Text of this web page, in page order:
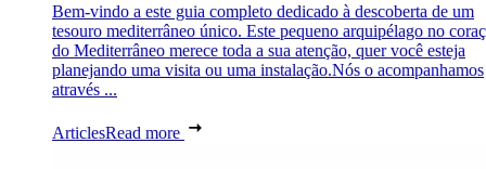
Bem-vindo a este guia completo dedicado à descoberta de um
tesouro mediterrâneo único. Este pequeno arquipélago no
do Mediterrâneo merece toda a sua atenção, quer você esteja
planejando uma visita ou uma instalação.Nós o acompanhamos
através ...
ArticlesRead more